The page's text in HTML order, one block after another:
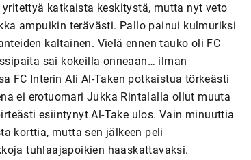
katkaista keskitystä, mutta nyt veto
ampuikin terävästi. Pallo painui kulmuriksi
kaltainen. Vielä ennen tauko oli FC
sai kokeilla onneaan… ilman
FC Interin Ali Al-Taken potkaistua törkeästi
ei erotuomari Jukka Rintalalla ollut muuta
esiintynyt Al-Take ulos. Vain minuuttia
korttia, mutta sen jälkeen peli
tuhlaajapoikien haaskattavaksi.